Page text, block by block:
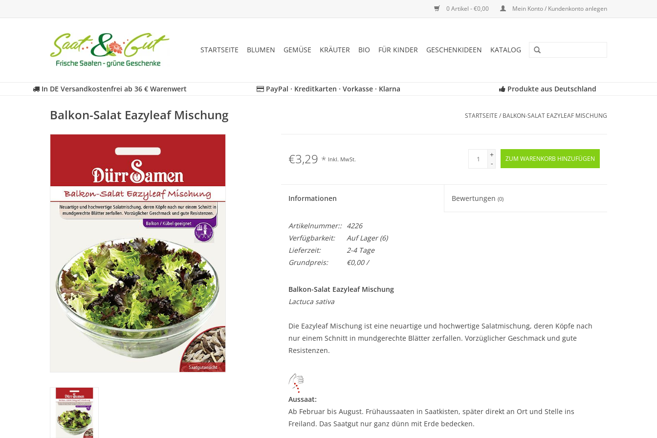
0 Artikel - €0,00 Mein Konto / Kundenkonto anlegen
STARTSEITE BLUMEN GEMÜSE KRÄUTER BIO FÜR KINDER GESCHENKIDEEN KATALOG
In DE Versandkostenfrei ab 36 € Warenwert PayPal · Kreditkarten · Vorkasse · Klarna Produkte aus Deutschland
Balkon-Salat Eazyleaf Mischung STARTSEITE / BALKON-SALAT EAZYLEAF MISCHUNG
€3,29 * Inkl. MwSt.
+
-
ZUM WARENKORB HINZUFÜGEN
Informationen Bewertungen(0)
Artikelnummer::
4226
Verfügbarkeit:
Auf Lager(6)
Lieferzeit:
2-4 Tage
Grundpreis:
€0,00 /
Balkon-Salat Eazyleaf Mischung
Lactuca sativa
Die Eazyleaf Mischung ist eine neuartige und hochwertige Salatmischung, deren Köpfe nach
nur einem Schnitt in mundgerechte Blätter zerfallen. Vorzüglicher Geschmack und gute
Resistenzen.
Aussaat:
Ab Februar bis August. Frühaussaaten in Saatkisten, später direkt an Ort und Stelle ins
Freiland. Das Saatgut nur ganz dünn mit Erde bedecken.